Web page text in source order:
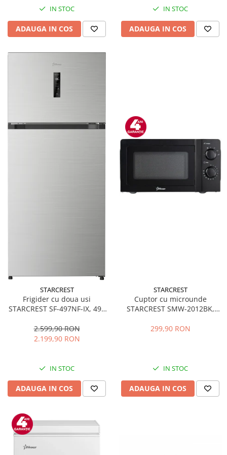
IN STOC
ADAUGA IN COS
IN STOC
ADAUGA IN COS
STARCREST
Frigider cu doua usi
STARCREST SF-497NF-IX, 497
Inverter, Clasa E, Display,
Functie super racire, Blocare
2.599,90 RON
2.199,90 RON
IN STOC
ADAUGA IN COS
STARCREST
Cuptor cu microunde
STARCREST SMW-2012BK,
mecanic, 6 Trepte de putere,
299,90 RON
IN STOC
ADAUGA IN COS